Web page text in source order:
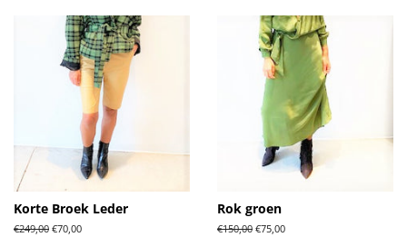
Korte Broek Leder
Normale
€249,00 Aanbiedingsprijs
€70,00
Rok groen
Normale
€150,00 Aanbiedingsprijs
€75,00